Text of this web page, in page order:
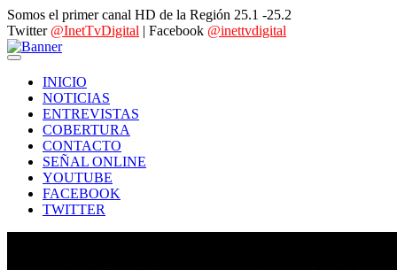
Somos el primer canal HD de la Región 25.1 -25.2
Twitter @InetTvDigital | Facebook @inettvdigital
INICIO
NOTICIAS
ENTREVISTAS
COBERTURA
CONTACTO
SEÑAL ONLINE
YOUTUBE
FACEBOOK
TWITTER